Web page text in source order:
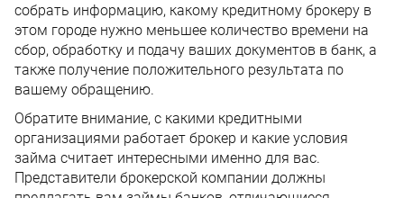
собрать информацию, какому кредитному брокеру в
этом городе нужно меньшее количество времени на
сбор, обработку и подачу ваших документов в банк, а
также получение положительного результата по
вашему обращению.
Обратите внимание, с какими кредитными
организациями работает брокер и какие условия
займа считает интересными именно для вас.
Представители брокерской компании должны